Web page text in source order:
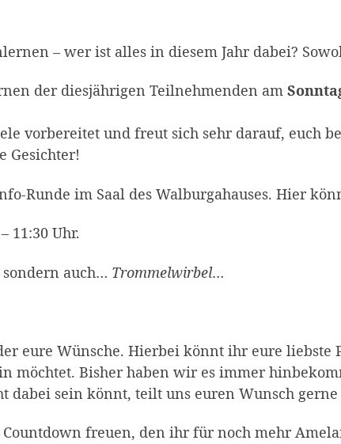
– wer ist alles in diesem Jahr dabei?
der diesjährigen Teilnehmenden am
vorbereitet und freut sich sehr darauf, euch
Gesichter!
Runde im Saal des Walburgahauses. Hier
11:30 Uhr.
auch… Trommelwirbel…
eure Wünsche. Hierbei könnt ihr eure liebste
möchtet. Bisher haben wir es immer
dabei sein könnt, teilt uns euren Wunsch
freuen, den ihr für noch mehr